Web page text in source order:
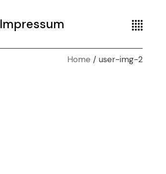
Impressum
Home user-img-2